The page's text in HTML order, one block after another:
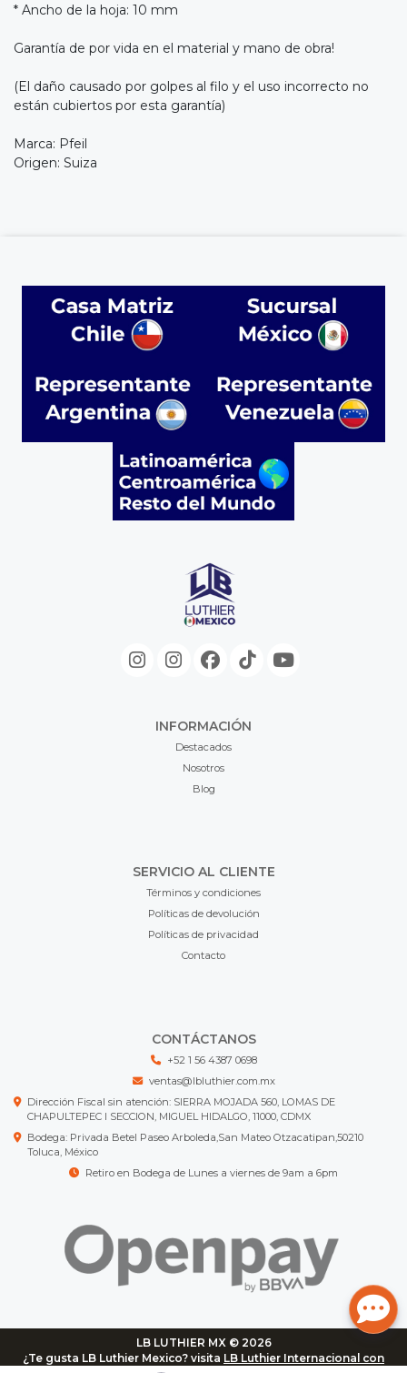
* Ancho de la hoja: 10 mm
Garantía de por vida en el material y mano de obra!
(El daño causado por golpes al filo y el uso incorrecto no
están cubiertos por esta garantía)
Marca: Pfeil
Origen: Suiza
INFORMACIÓN
Destacados
Nosotros
Blog
SERVICIO AL CLIENTE
Términos y condiciones
Políticas de devolución
Políticas de privacidad
Contacto
CONTÁCTANOS
+52 1 56 4387 0698
ventas@lbluthier.com.mx
Dirección Fiscal sin atención: SIERRA MOJADA 560, LOMAS DE
CHAPULTEPEC I SECCION, MIGUEL HIDALGO, 11000, CDMX
Bodega: Privada Betel Paseo Arboleda,San Mateo Otzacatipan,50210
Toluca, México
Retiro en Bodega de Lunes a viernes de 9am a 6pm
LB LUTHIER MX © 2026
¿Te gusta LB Luthier Mexico? visita LB Luthier Internacional con